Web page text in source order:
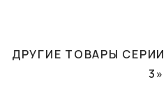
ДРУГИЕ ТОВАРЫ
3»